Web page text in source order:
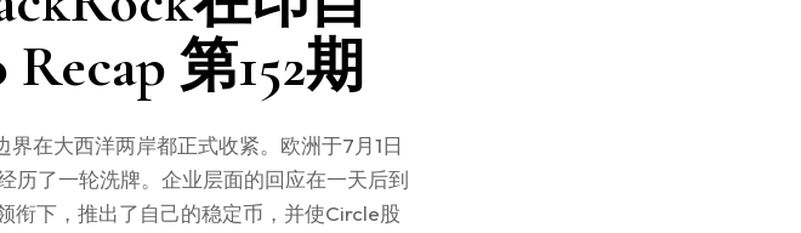
第152期
在大西洋两岸都正式收紧。欧洲于7月1日
历了一轮洗牌。企业层面的回应在一天后到
衔下，推出了自己的稳定币，并使Circle股